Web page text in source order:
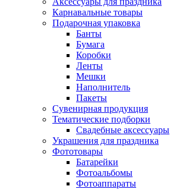
Карнавальные товары
Подарочная упаковка
Банты
Бумага
Коробки
Ленты
Мешки
Наполнитель
Пакеты
Сувенирная продукция
Тематические подборки
Свадебные аксессуары
Украшения для праздника
Фототовары
Батарейки
Фотоальбомы
Фотоаппараты